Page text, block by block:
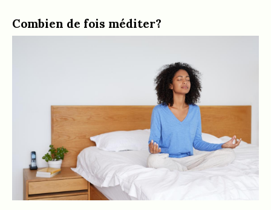
Combien de fois méditer?